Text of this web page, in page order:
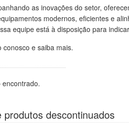
as inovações do setor,
modernos, eficientes e
equipe está à disposição para
conosco e saiba mais.
encontrado.
produtos descontinuados